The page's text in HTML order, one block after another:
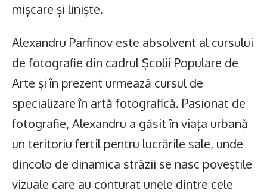
mișcare și liniște.
Alexandru Parfinov este absolvent al cursului
de fotografie din cadrul Școlii Populare de
Arte și în prezent urmează cursul de
specializare în artă fotografică. Pasionat de
fotografie, Alexandru a găsit în viața urbană
un teritoriu fertil pentru lucrările sale, unde
dincolo de dinamica străzii se nasc poveștile
vizuale care au conturat unele dintre cele